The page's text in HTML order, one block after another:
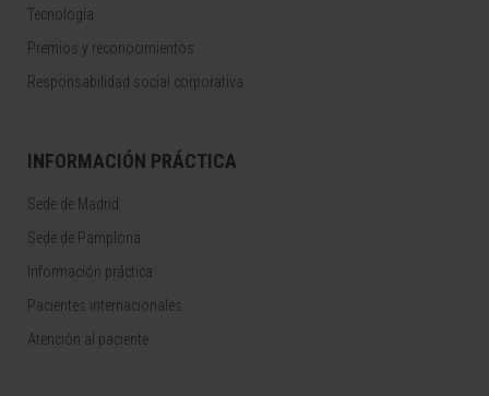
Tecnología
Premios y reconocimientos
Responsabilidad social corporativa
INFORMACIÓN PRÁCTICA
Sede de Madrid
Sede de Pamplona
Información práctica
Pacientes internacionales
Atención al paciente